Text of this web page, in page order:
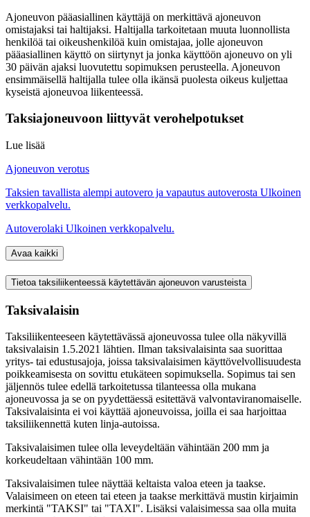
Ajoneuvon pääasiallinen käyttäjä on merkittävä ajoneuvon
omistajaksi tai haltijaksi. Haltijalla tarkoitetaan muuta luonnollista
henkilöä tai oikeushenkilöä kuin omistajaa, jolle ajoneuvon
pääasiallinen käyttö on siirtynyt ja jonka käyttöön ajoneuvo on yli
30 päivän ajaksi luovutettu sopimuksen perusteella. Ajoneuvon
ensimmäisellä haltijalla tulee olla ikänsä puolesta oikeus kuljettaa
kyseistä ajoneuvoa liikenteessä.
Taksiajoneuvoon liittyvät verohelpotukset
Lue lisää
Ajoneuvon verotus
Taksien tavallista alempi autovero ja vapautus autoverosta Ulkoinen
verkkopalvelu.
Autoverolaki Ulkoinen verkkopalvelu.
Avaa kaikki
Tietoa taksiliikenteessä käytettävän ajoneuvon varusteista
Taksivalaisin
Taksiliikenteeseen käytettävässä ajoneuvossa tulee olla näkyvillä
taksivalaisin 1.5.2021 lähtien. Ilman taksivalaisinta saa suorittaa
yritys- tai edustusajoja, joissa taksivalaisimen käyttövelvollisuudesta
poikkeamisesta on sovittu etukäteen sopimuksella. Sopimus tai sen
jäljennös tulee edellä tarkoitetussa tilanteessa olla mukana
ajoneuvossa ja se on pyydettäessä esitettävä valvontaviranomaiselle.
Taksivalaisinta ei voi käyttää ajoneuvoissa, joilla ei saa harjoittaa
taksiliikennettä kuten linja-autoissa.
Taksivalaisimen tulee olla leveydeltään vähintään 200 mm ja
korkeudeltaan vähintään 100 mm.
Taksivalaisimen tulee näyttää keltaista valoa eteen ja taakse.
Valaisimeen on eteen tai eteen ja taakse merkittävä mustin kirjaimin
merkintä "TAKSI" tai "TAXI". Lisäksi valaisimessa saa olla muita